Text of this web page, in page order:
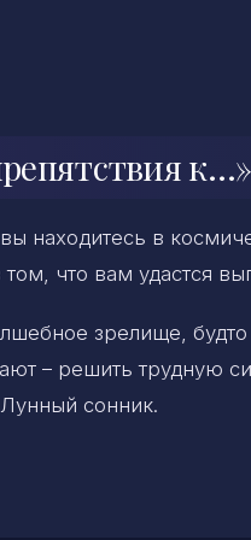
находитесь в
что вам удастся
зрелище,
– решить трудную
сонник.